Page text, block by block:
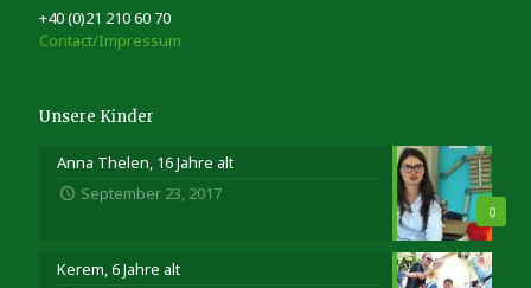
+40 (0)21 210 60 70
Contact/Impressum
Unsere Kinder
0
Anna Thelen, 16 Jahre alt
September 23, 2017
Kerem, 6 Jahre alt